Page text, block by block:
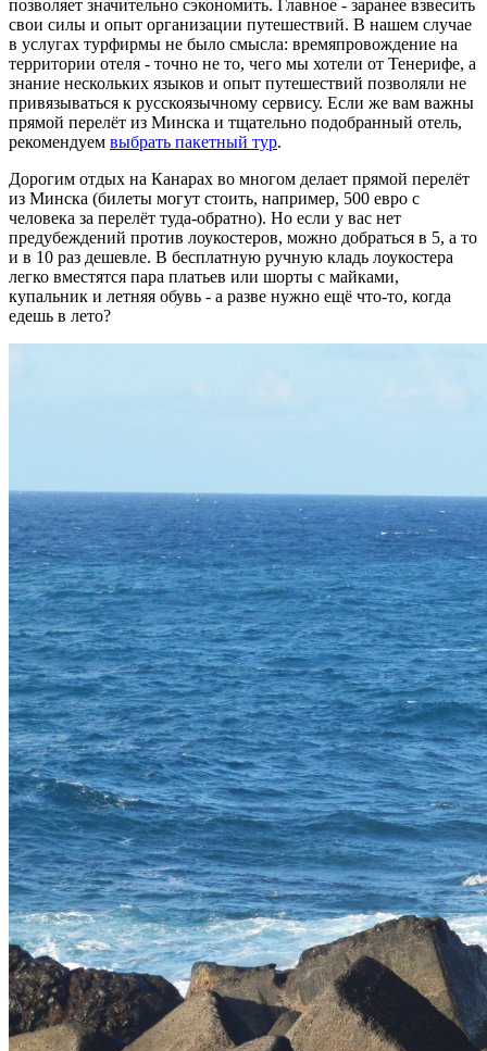
позволяет значительно сэкономить. Главное - заранее взвесить
свои силы и опыт организации путешествий. В нашем случае
в услугах турфирмы не было смысла: времяпровождение на
территории отеля - точно не то, чего мы хотели от Тенерифе, а
знание нескольких языков и опыт путешествий позволяли не
привязываться к русскоязычному сервису. Если же вам важны
прямой перелёт из Минска и тщательно подобранный отель,
рекомендуем выбрать пакетный тур.
Дорогим отдых на Канарах во многом делает прямой перелёт
из Минска (билеты могут стоить, например, 500 евро с
человека за перелёт туда-обратно). Но если у вас нет
предубеждений против лоукостеров, можно добраться в 5, а то
и в 10 раз дешевле. В бесплатную ручную кладь лоукостера
легко вместятся пара платьев или шорты с майками,
купальник и летняя обувь - а разве нужно ещё что-то, когда
едешь в лето?